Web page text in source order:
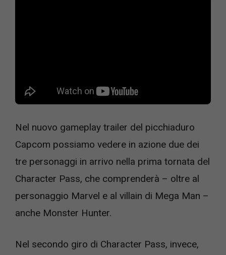
Nel nuovo gameplay trailer del picchiaduro
Capcom possiamo vedere in azione due dei
tre personaggi in arrivo nella prima tornata del
Character Pass, che comprenderà – oltre al
personaggio Marvel e al villain di Mega Man –
anche Monster Hunter.
Nel secondo giro di Character Pass, invece,